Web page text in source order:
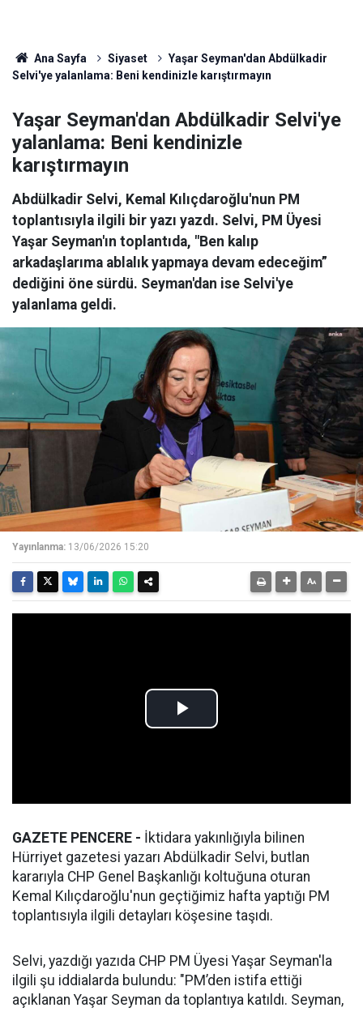
Ana Sayfa Siyaset
Yaşar Seyman'dan Abdülkadir
Selvi'ye yalanlama: Beni kendinizle karıştırmayın
Yaşar Seyman'dan Abdülkadir Selvi'ye
yalanlama: Beni kendinizle
karıştırmayın
Abdülkadir Selvi, Kemal Kılıçdaroğlu'nun PM
toplantısıyla ilgili bir yazı yazdı. Selvi, PM Üyesi
Yaşar Seyman'ın toplantıda, "Ben kalıp
arkadaşlarıma ablalık yapmaya devam edeceğim”
dediğini öne sürdü. Seyman'dan ise Selvi'ye
yalanlama geldi.
Yayınlanma: 13/06/2026 15:20
GAZETE PENCERE - İktidara yakınlığıyla bilinen
Hürriyet gazetesi yazarı Abdülkadir Selvi, butlan
kararıyla CHP Genel Başkanlığı koltuğuna oturan
Kemal Kılıçdaroğlu'nun geçtiğimiz hafta yaptığı PM
toplantısıyla ilgili detayları köşesine taşıdı.
Selvi, yazdığı yazıda CHP PM Üyesi Yaşar Seyman'la
ilgili şu iddialarda bulundu: "PM’den istifa ettiği
açıklanan Yaşar Seyman da toplantıya katıldı. Seyman,